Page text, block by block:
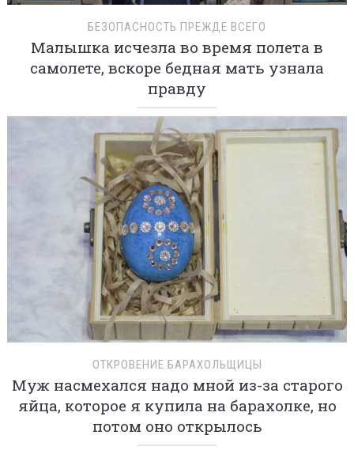
БЕЗОПАСНОСТЬ ПРЕЖДЕ ВСЕГО
Малышка исчезла во время полета в
самолете, вскоре бедная мать узнала
правду
ОТКРОВЕНИЕ БАРАХОЛЬЩИЦЫ
Муж насмехался надо мной из-за старого
яйца, которое я купила на барахолке, но
потом оно открылось